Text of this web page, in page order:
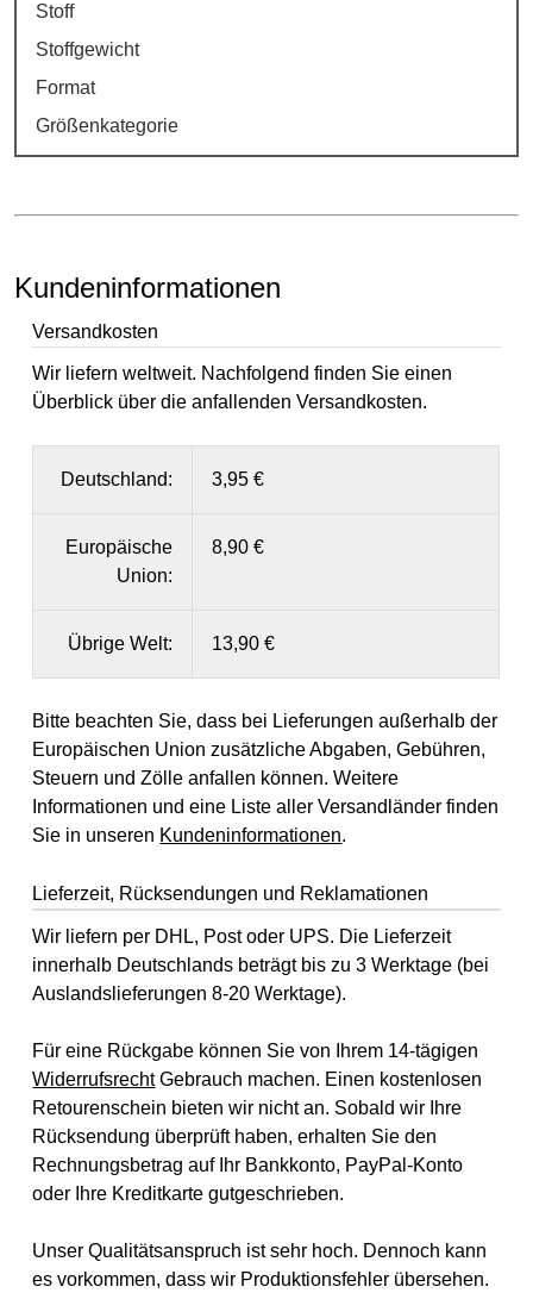
Stoff
Stoffgewicht
Format
Größenkategorie
Kundeninformationen
Versandkosten
Wir liefern weltweit. Nachfolgend finden Sie einen
Überblick über die anfallenden Versandkosten.
Deutschland: 3,95 €
Europäische
Union:
8,90 €
Übrige Welt: 13,90 €
Bitte beachten Sie, dass bei Lieferungen außerhalb der
Europäischen Union zusätzliche Abgaben, Gebühren,
Steuern und Zölle anfallen können. Weitere
Informationen und eine Liste aller Versandländer finden
Sie in unseren Kundeninformationen.
Lieferzeit, Rücksendungen und Reklamationen
Wir liefern per DHL, Post oder UPS. Die Lieferzeit
innerhalb Deutschlands beträgt bis zu 3 Werktage (bei
Auslandslieferungen 8-20 Werktage).
Für eine Rückgabe können Sie von Ihrem 14-tägigen
WiderrufsrechtGebrauch machen. Einen kostenlosen
Retourenschein bieten wir nicht an. Sobald wir Ihre
Rücksendung überprüft haben, erhalten Sie den
Rechnungsbetrag auf Ihr Bankkonto, PayPal-Konto
oder Ihre Kreditkarte gutgeschrieben.
Unser Qualitätsanspruch ist sehr hoch. Dennoch kann
es vorkommen, dass wir Produktionsfehler übersehen.